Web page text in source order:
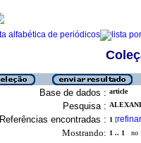
Base de dados : article
Pesquisa :
Referências encontradas : 1 [refinar
Mostrando: 1 .. 1 no